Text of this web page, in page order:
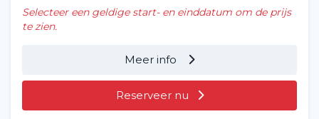
Selecteer een geldige start- en einddatum om de prijs
te zien.
Meer info
Reserveer nu